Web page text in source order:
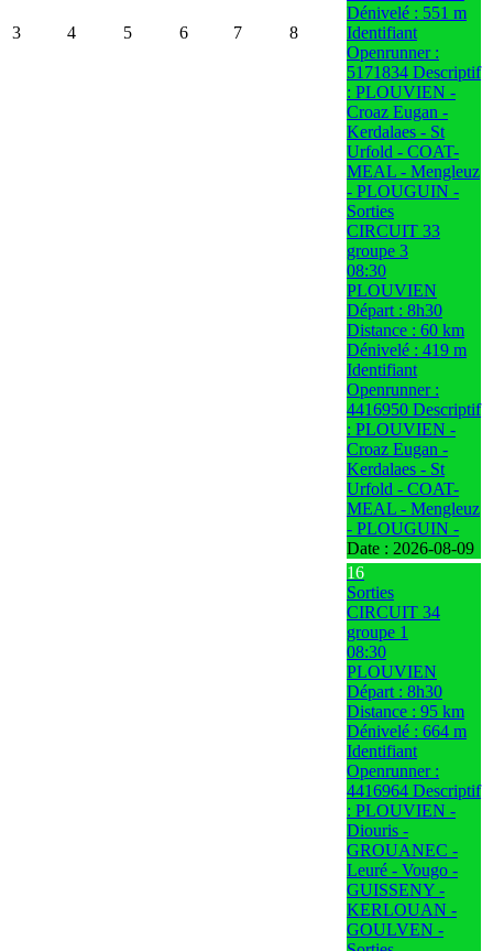
3 4 5 6 7 8
Dénivelé : 551 m
Identifiant
Openrunner :
5171834 Descriptif
: PLOUVIEN -
Croaz Eugan -
Kerdalaes - St
Urfold - COAT-
MEAL - Mengleuz
- PLOUGUIN -
Sorties
CIRCUIT 33
groupe 3
08:30
PLOUVIEN
Départ : 8h30
Distance : 60 km
Dénivelé : 419 m
Identifiant
Openrunner :
4416950 Descriptif
: PLOUVIEN -
Croaz Eugan -
Kerdalaes - St
Urfold - COAT-
MEAL - Mengleuz
- PLOUGUIN -
Date : 2026-08-09
16
Sorties
CIRCUIT 34
groupe 1
08:30
PLOUVIEN
Départ : 8h30
Distance : 95 km
Dénivelé : 664 m
Identifiant
Openrunner :
4416964 Descriptif
: PLOUVIEN -
Diouris -
GROUANEC -
Leuré - Vougo -
GUISSENY -
KERLOUAN -
GOULVEN -